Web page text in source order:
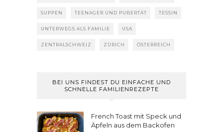
SUPPEN TEENAGER UND PUBERTÄT TESSIN
UNTERWEGS ALS FAMILIE USA
ZENTRALSCHWEIZ ZÜRICH ÖSTERREICH
BEI UNS FINDEST DU EINFACHE UND
SCHNELLE FAMILIENREZEPTE
French Toast mit Speck und
Äpfeln aus dem Backofen